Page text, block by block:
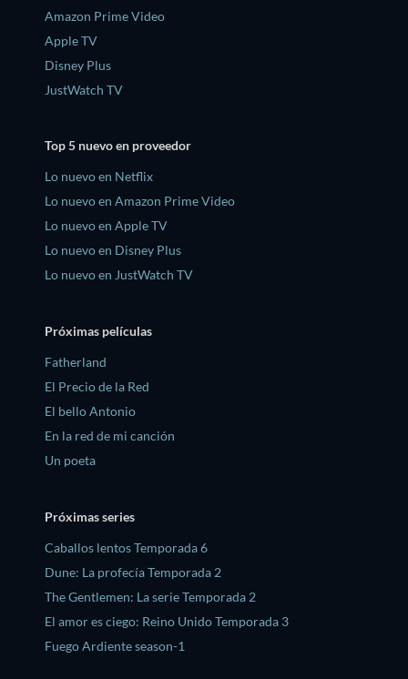
Amazon Prime Video
Apple TV
Disney Plus
JustWatch TV
Top 5 nuevo en proveedor
Lo nuevo en Netflix
Lo nuevo en Amazon Prime Video
Lo nuevo en Apple TV
Lo nuevo en Disney Plus
Lo nuevo en JustWatch TV
Próximas películas
Fatherland
El Precio de la Red
El bello Antonio
En la red de mi canción
Un poeta
Próximas series
Caballos lentos Temporada 6
Dune: La profecía Temporada 2
The Gentlemen: La serie Temporada 2
El amor es ciego: Reino Unido Temporada 3
Fuego Ardiente season-1